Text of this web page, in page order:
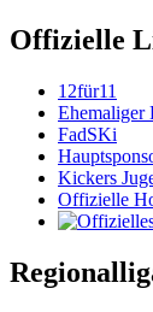
Offizielle
12für11
Ehemaliger
FadSKi
Kickers
Offizielle